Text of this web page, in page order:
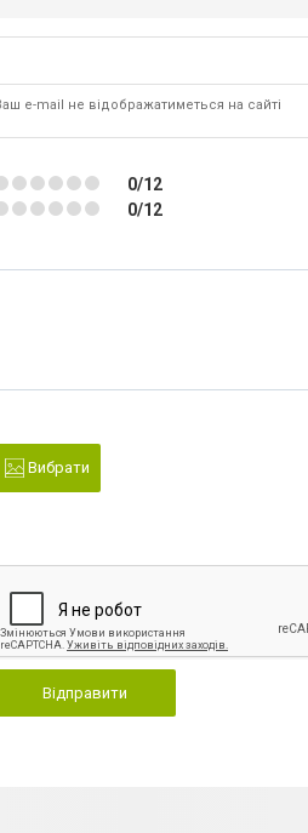
e-mail не відображатиметься на сайті
0/12
0/12
Вибрати
Відправити